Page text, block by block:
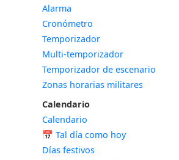
Alarma
Cronómetro
Temporizador
Multi-temporizador
Temporizador de escenario
Zonas horarias militares
Calendario
Calendario
📅 Tal día como hoy
Días festivos